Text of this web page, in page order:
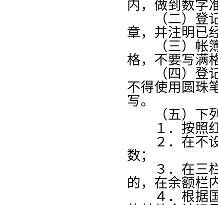
内，做到数字
（二）登记
章，并注明已
（三）帐簿
格，不要写满
（四）登记
不得使用圆珠
写。
（五）下列
１．按照红
２．在不设
数；
３．在三栏
的，在余额栏
４．根据国